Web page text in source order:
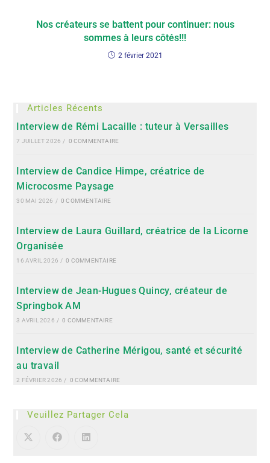
Nos créateurs se battent pour continuer: nous
sommes à leurs côtés!!!
2 février 2021
Articles Récents
Interview de Rémi Lacaille : tuteur à Versailles
7 JUILLET 2026 / 0 COMMENTAIRE
Interview de Candice Himpe, créatrice de
Microcosme Paysage
30 MAI 2026 / 0 COMMENTAIRE
Interview de Laura Guillard, créatrice de la Licorne
Organisée
16 AVRIL 2026 / 0 COMMENTAIRE
Interview de Jean-Hugues Quincy, créateur de
Springbok AM
3 AVRIL 2026 / 0 COMMENTAIRE
Interview de Catherine Mérigou, santé et sécurité
au travail
2 FÉVRIER 2026 / 0 COMMENTAIRE
Veuillez Partager Cela